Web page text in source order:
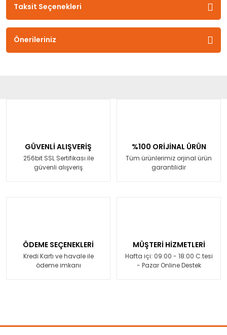
Taksit Seçenekleri
Önerileriniz
GÜVENLİ ALIŞVERİŞ
256bit SSL Sertifikası ile
güvenli alışveriş
%100 ORİJİNAL ÜRÜN
Tüm ürünlerimiz orjinal ürün
garantilidir
ÖDEME SEÇENEKLERİ
Kredi Kartı ve havale ile
ödeme imkanı
MÜŞTERİ HİZMETLERİ
Hafta içi: 09:00 - 18:00 C.tesi
- Pazar Online Destek